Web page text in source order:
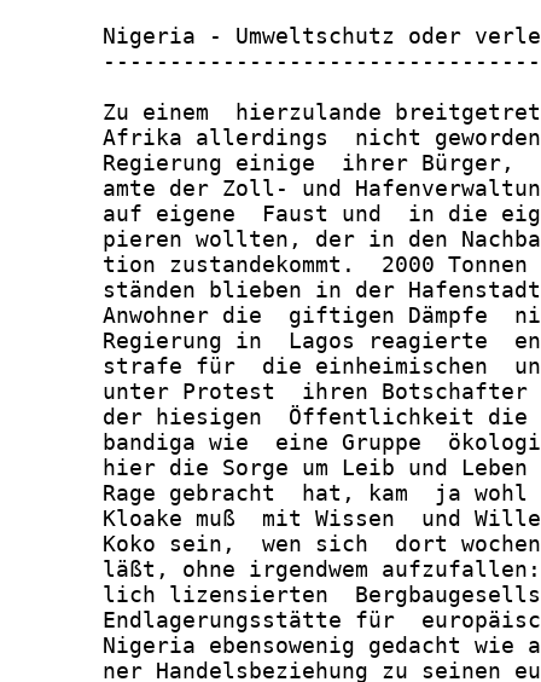
Nigeria - Umweltschutz oder
Zu einem  hierzulande
Afrika allerdings  nicht
Regierung einige  ihrer Bürger,
amte der Zoll- und
auf eigene  Faust und  in die
pieren wollten, der in den
tion zustandekommt.  2000
ständen blieben in der
Anwohner die  giftigen Dämpfe
Regierung in  Lagos reagierte
strafe für  die einheimischen
unter Protest  ihren
der hiesigen  Öffentlichkeit
bandiga wie  eine Gruppe
hier die Sorge um Leib und
Rage gebracht  hat, kam  ja
Kloake muß  mit Wissen  und
Koko sein,  wen sich  dort
läßt, ohne irgendwem
lich lizensierten
Endlagerungsstätte für
Nigeria ebensowenig gedacht wie
ner Handelsbeziehung zu seinen